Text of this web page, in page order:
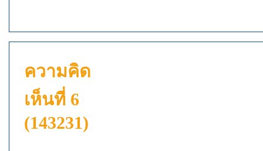
ความคิด
เห็นที่ 6
(143231)